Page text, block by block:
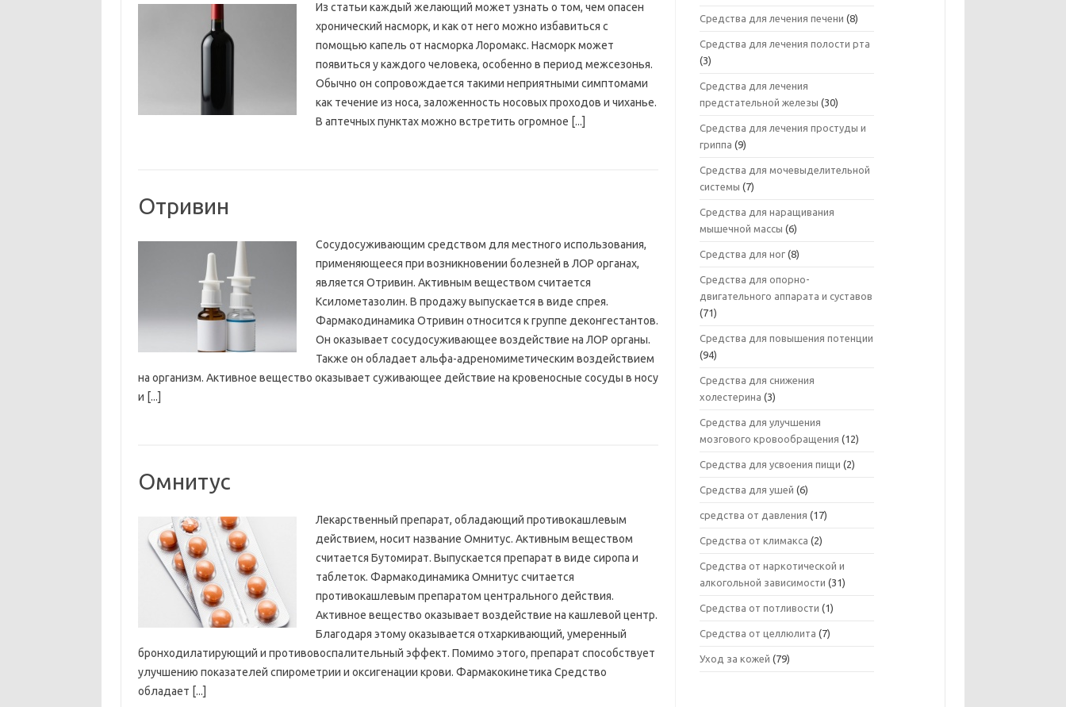
Из статьи каждый желающий может узнать о том, чем опасен
хронический насморк, и как от него можно избавиться с
помощью капель от насморка Лоромакс. Насморк может
появиться у каждого человека, особенно в период межсезонья.
Обычно он сопровождается такими неприятными симптомами
как течение из носа, заложенность носовых проходов и чиханье.
В аптечных пунктах можно встретить огромное [...]
Отривин
Сосудосуживающим средством для местного использования,
применяющееся при возникновении болезней в ЛОР органах,
является Отривин. Активным веществом считается
Ксилометазолин. В продажу выпускается в виде спрея.
Фармакодинамика Отривин относится к группе деконгестантов.
Он оказывает сосудосуживающее воздействие на ЛОР органы.
Также он обладает альфа-адреномиметическим воздействием
на организм. Активное вещество оказывает суживающее действие на кровеносные сосуды в носу
и [...]
Омнитус
Лекарственный препарат, обладающий противокашлевым
действием, носит название Омнитус. Активным веществом
считается Бутомират. Выпускается препарат в виде сиропа и
таблеток. Фармакодинамика Омнитус считается
противокашлевым препаратом центрального действия.
Активное вещество оказывает воздействие на кашлевой центр.
Благодаря этому оказывается отхаркивающий, умеренный
бронходилатирующий и противовоспалительный эффект. Помимо этого, препарат способствует
улучшению показателей спирометрии и оксигенации крови. Фармакокинетика Средство
обладает [...]
Средства для лечения печени (8)
Средства для лечения полости рта
(3)
Средства для лечения
предстательной железы (30)
Средства для лечения простуды и
гриппа (9)
Средства для мочевыделительной
системы (7)
Средства для наращивания
мышечной массы (6)
Средства для ног (8)
Средства для опорно-
двигательного аппарата и суставов
(71)
Средства для повышения потенции
(94)
Средства для снижения
холестерина (3)
Средства для улучшения
мозгового кровообращения (12)
Средства для усвоения пищи (2)
Средства для ушей (6)
средства от давления (17)
Средства от климакса (2)
Средства от наркотической и
алкогольной зависимости (31)
Средства от потливости (1)
Средства от целлюлита (7)
Уход за кожей (79)